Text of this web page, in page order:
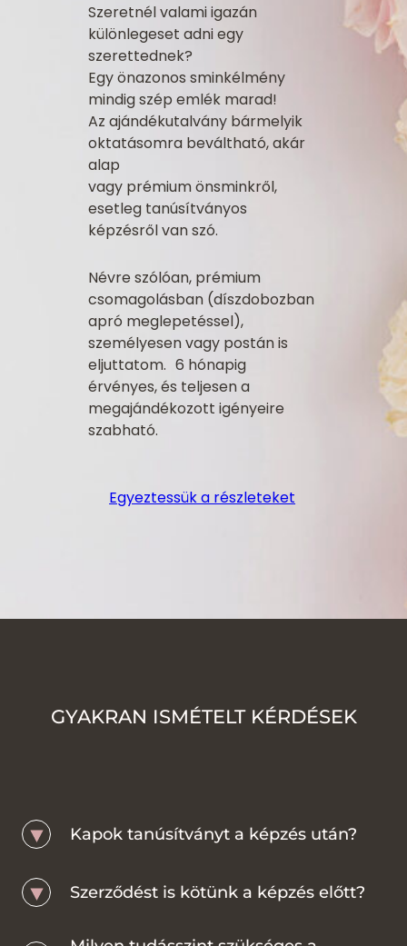
Szeretnél valami igazán
különlegeset adni egy
szerettednek?
Egy önazonos sminkélmény
mindig szép emlék marad!
Az ajándékutalvány bármelyik
oktatásomra beváltható, akár
alap
vagy prémium önsminkről,
esetleg tanúsítványos
képzésről van szó.
Névre szólóan, prémium
csomagolásban (díszdobozban
apró meglepetéssel),
személyesen vagy postán is
eljuttatom. 6 hónapig
érvényes, és teljesen a
megajándékozott igényeire
szabható.
Egyeztessük a részleteket
GYAKRAN ISMÉTELT KÉRDÉSEK
Kapok tanúsítványt a képzés után?
Szerződést is kötünk a képzés előtt?